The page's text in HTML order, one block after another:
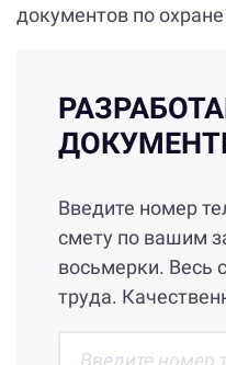
документов по охране
Введите номер
смету по вашим
восьмерки. Весь
труда.